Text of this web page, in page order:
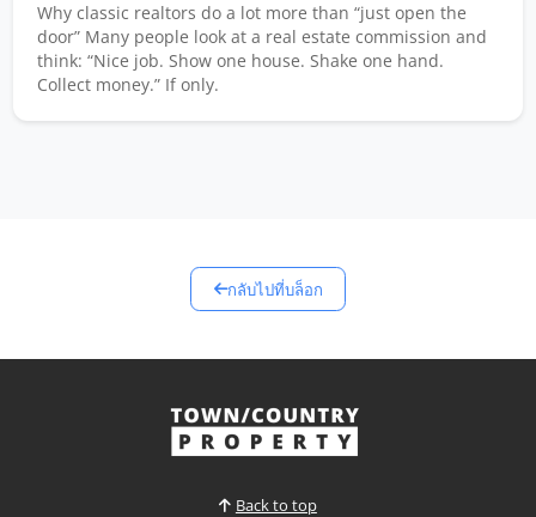
Why classic realtors do a lot more than “just open the
door” Many people look at a real estate commission and
think: “Nice job. Show one house. Shake one hand.
Collect money.” If only.
กลับไปที่บล็อก
Back to top